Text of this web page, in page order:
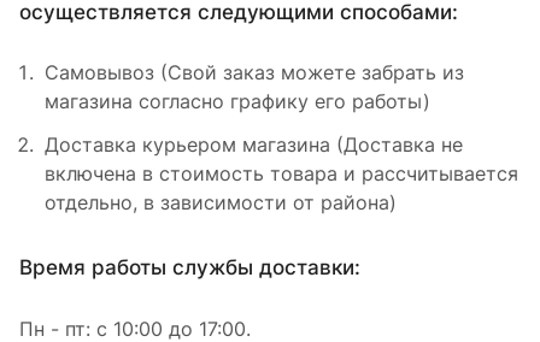
осуществляется следующими способами:
Самовывоз (Свой заказ можете забрать из
магазина согласно графику его работы)
Доставка курьером магазина (Доставка не
включена в стоимость товара и рассчитывается
отдельно, в зависимости от района)
Время работы службы доставки:
Пн - пт: с 10:00 до 17:00.